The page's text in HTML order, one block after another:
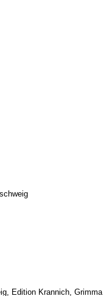
Edition Krannich, Grimma